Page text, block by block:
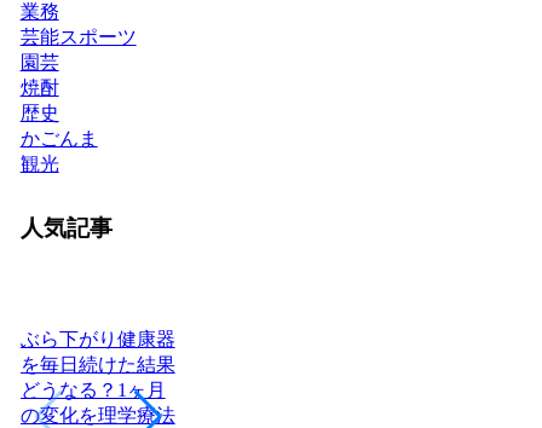
業務
芸能スポーツ
園芸
焼酎
歴史
かごんま
観光
人気記事
ぶら下がり健康器
を毎日続けた結果
どうなる？1ヶ月
の変化を理学療法